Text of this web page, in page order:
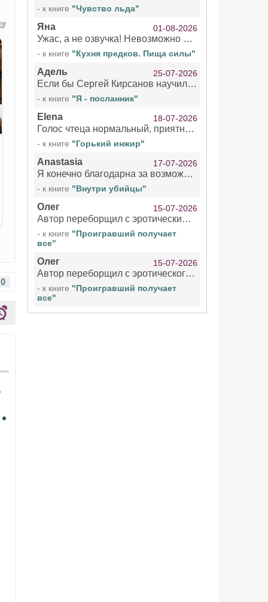
0
- к книге "Чувство льда"
Яна 01-08-2026
Ужас, а не озвучка! Невозможно вникать в смысл текста из за кривляний чтеца
- к книге "Кухня предков. Пища силы"
Адель 25-07-2026
Если бы Сергей Кирсанов научился не сглатывать каждые 1-2 минуты слюну, так что слышно в микрофоне и, что вызывает отвращение, то мелжно было бы слушать.
- к книге "Я - посланник"
Elena 18-07-2026
Голос чтеца нормальный, приятный тембр. Мне очень понравилось озвучивание рассказа. Очень странный отзыв Надежды. Может у неё что-то с нервами?
- к книге "Горький инжир"
Anastasia 17-07-2026
Я конечно благодарна за возможность бесплатно слушать книги даже новинки , но чтение этой книги просто ужасно
- к книге "Внутри убийцы"
Олег 15-07-2026
Автор переборщил с эротическими сценами. Похоже, с этим у него проблемы.
- к книге "Проигравший получает
все"
Олег 15-07-2026
Автор переборщил с эротического сценами. Похоже, с этим у него проблемы.
- к книге "Проигравший получает
все"